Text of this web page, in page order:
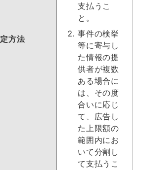
方法
支払うこ
と。
事件の検挙
等に寄与し
た情報の提
供者が複数
ある場合に
は、その度
合いに応じ
て、広告し
た上限額の
範囲内にお
いて分割し
て支払うこ